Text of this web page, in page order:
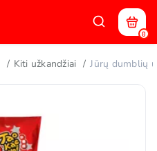
0
Kiti užkandžiai Jūrų dumblių